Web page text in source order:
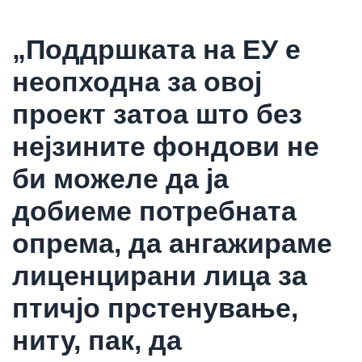
„Поддршката на ЕУ е
неопходна за овој
проект затоа што без
нејзините фондови не
би можеле да ја
добиеме потребната
опрема, да ангажираме
лиценцирани лица за
птичјо прстенување,
ниту, пак, да